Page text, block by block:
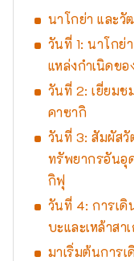
นาโกย่า และ
วันที่ 1: นาโกย่
แหล่งกำเนิดข
วันที่ 2: เยี่ยมช
คาซากิ
วันที่ 3: สัมผัส
ทรัพยากรอันอุ
กิฟุ
วันที่ 4: การเดิ
บะและเหล้าสา
มาเริ่มต้นการ